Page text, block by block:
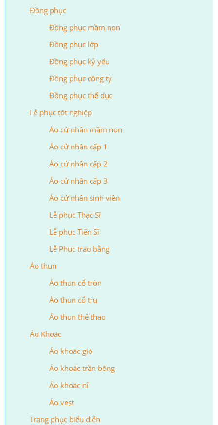
Đồng phục
Đồng phục mầm non
Đồng phục lớp
Đồng phục kỷ yếu
Đồng phục công ty
Đồng phục thể dục
Lễ phục tốt nghiệp
Áo cử nhân mầm non
Áo cử nhân cấp 1
Áo cử nhân cấp 2
Áo cử nhân cấp 3
Áo cử nhân sinh viên
Lễ phục Thạc Sĩ
Lễ phục Tiến Sĩ
Lễ Phục trao bằng
Áo thun
Áo thun cổ tròn
Áo thun cổ trụ
Áo thun thể thao
Áo Khoác
Áo khoác gió
Áo khoác trần bông
Áo khoác nỉ
Áo vest
Trang phục biểu diễn